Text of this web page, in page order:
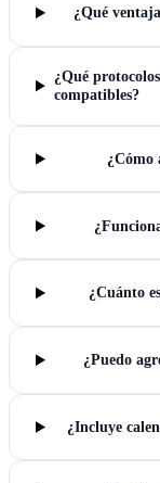
¿Qué
¿Qué
compatibles?
¿Cómo
¿Cuánto
¿Puedo
¿Incluye